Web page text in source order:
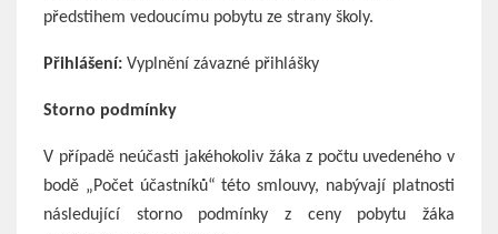
předstihem vedoucímu pobytu ze strany školy.
Přihlášení: Vyplnění závazné přihlášky
Storno podmínky
V případě neúčasti jakéhokoliv žáka z počtu uvedeného v
bodě „Počet účastníků“ této smlouvy, nabývají platnosti
následující storno podmínky z ceny pobytu žáka